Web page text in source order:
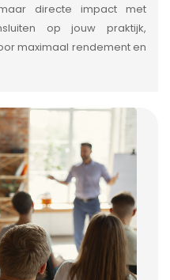
directe impact met
op jouw praktijk,
maximaal rendement en